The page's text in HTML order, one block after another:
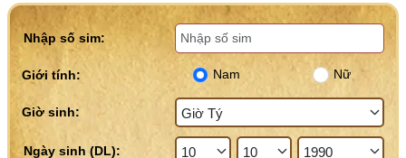
Nhập số sim:
Giới tính: Nam Nữ
Giờ sinh: